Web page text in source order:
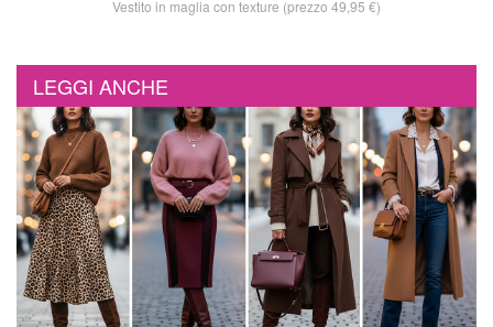
Vestito in maglia con texture (prezzo 49,95 €)
LEGGI ANCHE